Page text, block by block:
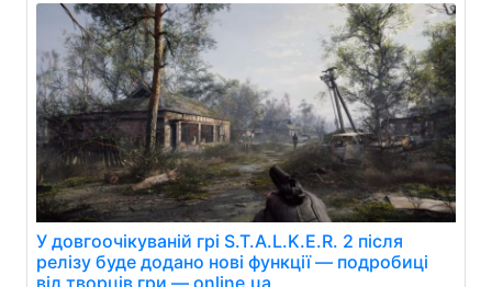
У довгоочікуваній грі S.T.A.L.K.E.R. 2 після
релізу буде додано нові функції — подробиці
від творців гри — online.ua